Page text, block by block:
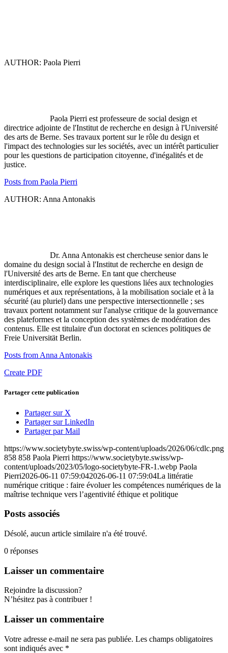
AUTHOR: Paola Pierri
Paola Pierri est professeure de social design et
directrice adjointe de l'Institut de recherche en design à l'Université
des arts de Berne. Ses travaux portent sur le rôle du design et
l'impact des technologies sur les sociétés, avec un intérêt particulier
pour les questions de participation citoyenne, d'inégalités et de
justice.
Posts from Paola Pierri
AUTHOR: Anna Antonakis
Dr. Anna Antonakis est chercheuse senior dans le
domaine du design social à l'Institut de recherche en design de
l'Université des arts de Berne. En tant que chercheuse
interdisciplinaire, elle explore les questions liées aux technologies
numériques et aux représentations, à la mobilisation sociale et à la
sécurité (au pluriel) dans une perspective intersectionnelle ; ses
travaux portent notamment sur l'analyse critique de la gouvernance
des plateformes et la conception des systèmes de modération des
contenus. Elle est titulaire d'un doctorat en sciences politiques de
Freie Universität Berlin.
Posts from Anna Antonakis
Create PDF
Partager cette publication
Partager sur X
Partager sur LinkedIn
Partager par Mail
https://www.societybyte.swiss/wp-content/uploads/2026/06/cdlc.png
858 858 Paola Pierri https://www.societybyte.swiss/wp-
content/uploads/2023/05/logo-societybyte-FR-1.webp Paola
Pierri2026-06-11 07:59:042026-06-11 07:59:04La littératie
numérique critique : faire évoluer les compétences numériques de la
maîtrise technique vers l’agentivité éthique et politique
Posts associés
Désolé, aucun article similaire n'a été trouvé.
0 réponses
Laisser un commentaire
Rejoindre la discussion?
N’hésitez pas à contribuer !
Laisser un commentaire
Votre adresse e-mail ne sera pas publiée. Les champs obligatoires
sont indiqués avec *